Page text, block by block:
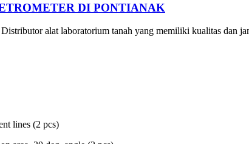
DI PONTIANAK
alat laboratorium tanah yang memiliki kualitas dan
lines (2 pcs)